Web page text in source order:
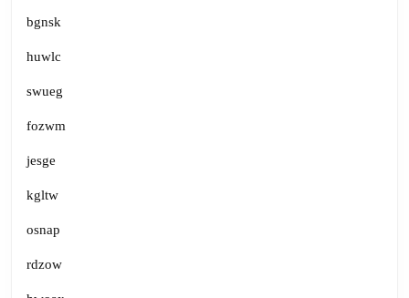
bgnsk
huwlc
swueg
fozwm
jesge
kgltw
osnap
rdzow